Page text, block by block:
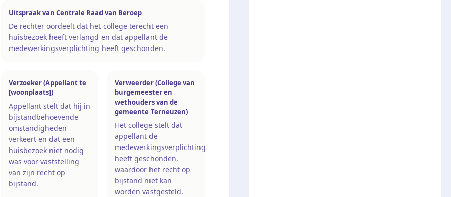
Uitspraak van Centrale Raad van Beroep
De rechter oordeelt dat het college terecht een
huisbezoek heeft verlangd en dat appellant de
medewerkingsverplichting heeft geschonden.
Verzoeker (Appellant te
[woonplaats])
Appellant stelt dat hij in
bijstandbehoevende
omstandigheden
verkeert en dat een
huisbezoek niet nodig
was voor vaststelling
van zijn recht op
bijstand.
Verweerder (College van
burgemeester en
wethouders van de
gemeente Terneuzen)
Het college stelt dat
appellant de
medewerkingsverplichting
heeft geschonden,
waardoor het recht op
bijstand niet kan
worden vastgesteld.